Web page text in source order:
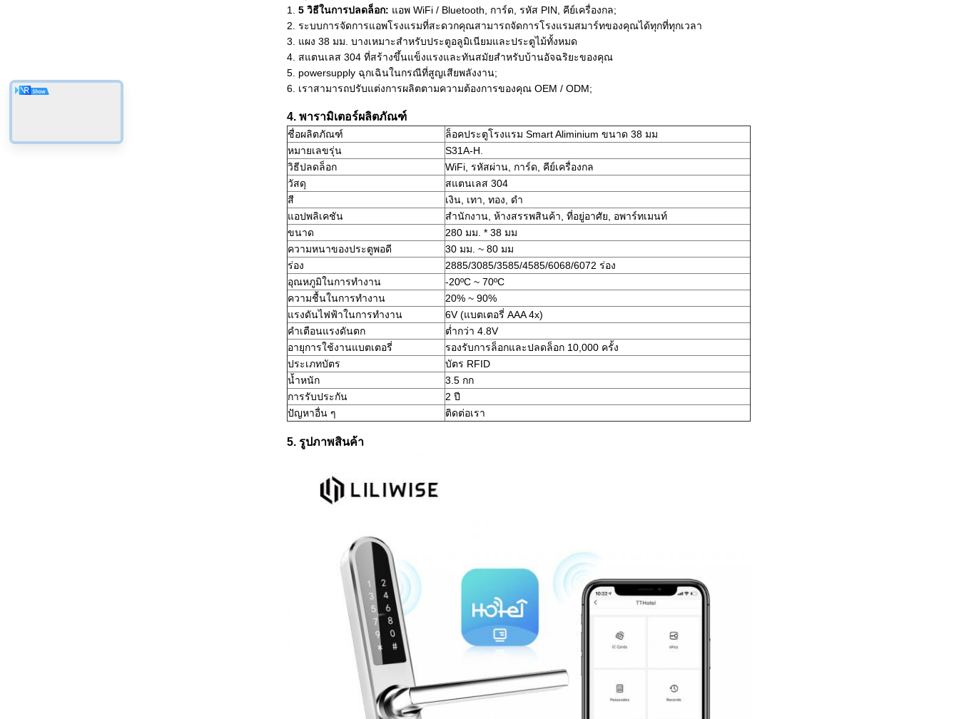
1. 5 วิธีในการปลดล็อก: แอพ WiFi / Bluetooth, การ์ด, รหัส PIN, คีย์เครื่องกล;
2. ระบบการจัดการแอพโรงแรมที่สะดวกคุณสามารถจัดการโรงแรมสมาร์ทของคุณได้ทุกที่ทุกเวลา
3. แผง 38 มม. บางเหมาะสำหรับประตูอลูมิเนียมและประตูไม้ทั้งหมด
4. สแตนเลส 304 ที่สร้างขึ้นแข็งแรงและทันสมัยสำหรับบ้านอัจฉริยะของคุณ
5. powersupply ฉุกเฉินในกรณีที่สูญเสียพลังงาน;
6. เราสามารถปรับแต่งการผลิตตามความต้องการของคุณ OEM / ODM;
4. พารามิเตอร์ผลิตภัณฑ์
ชื่อผลิตภัณฑ์
ล็อคประตูโรงแรม Smart Aliminium ขนาด 38 มม
หมายเลขรุ่น
S31A-H.
วิธีปลดล็อก
WiFi, รหัสผ่าน, การ์ด, คีย์เครื่องกล
วัสดุ
สแตนเลส 304
สี
เงิน, เทา, ทอง, ดำ
แอปพลิเคชัน
สำนักงาน, ห้างสรรพสินค้า, ที่อยู่อาศัย, อพาร์ทเมนท์
ขนาด
280 มม. * 38 มม
ความหนาของประตูพอดี
30 มม. ~ 80 มม
ร่อง
2885/3085/3585/4585/6068/6072 ร่อง
อุณหภูมิในการทำงาน
-20ºC ~ 70ºC
ความชื้นในการทำงาน
20% ~ 90%
แรงดันไฟฟ้าในการทำงาน
6V (แบตเตอรี่ AAA 4x)
คำเตือนแรงดันตก
ต่ำกว่า 4.8V
อายุการใช้งานแบตเตอรี่
รองรับการล็อกและปลดล็อก 10,000 ครั้ง
ประเภทบัตร
บัตร RFID
น้ำหนัก
3.5 กก
การรับประกัน
2 ปี
ปัญหาอื่น ๆ
ติดต่อเรา
5. รูปภาพสินค้า
ฝากข้อความไว้ เราจะติดต่อกลับเร็ว ๆ นี้!